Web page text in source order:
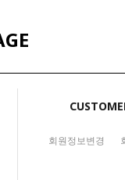
회원정보변경